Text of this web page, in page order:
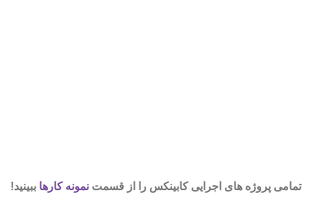
تمامی پروژه های اجرایی کابینکس را از قسمتنمونه کارها ببینید!